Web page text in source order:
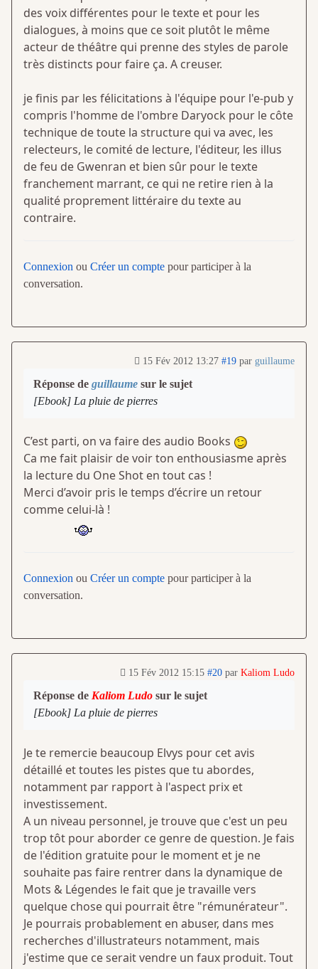
des voix différentes pour le texte et pour les
dialogues, à moins que ce soit plutôt le même
acteur de théâtre qui prenne des styles de parole
très distincts pour faire ça. A creuser.
je finis par les félicitations à l'équipe pour l'e-pub y
compris l'homme de l'ombre Daryock pour le côte
technique de toute la structure qui va avec, les
relecteurs, le comité de lecture, l'éditeur, les illus
de feu de Gwenran et bien sûr pour le texte
franchement marrant, ce qui ne retire rien à la
qualité proprement littéraire du texte au
contraire.
Connexion ou Créer un compte pour participer à la
conversation.
15 Fév 2012 13:27 #19 par guillaume
Réponse de guillaume sur le sujet
[Ebook] La pluie de pierres
C’est parti, on va faire des audio Books
Ca me fait plaisir de voir ton enthousiasme après
la lecture du One Shot en tout cas !
Merci d’avoir pris le temps d’écrire un retour
comme celui-là !
Connexion ou Créer un compte pour participer à la
conversation.
15 Fév 2012 15:15 #20 par Kaliom Ludo
Réponse de Kaliom Ludo sur le sujet
[Ebook] La pluie de pierres
Je te remercie beaucoup Elvys pour cet avis
détaillé et toutes les pistes que tu abordes,
notamment par rapport à l'aspect prix et
investissement.
A un niveau personnel, je trouve que c'est un peu
trop tôt pour aborder ce genre de question. Je fais
de l'édition gratuite pour le moment et je ne
souhaite pas faire rentrer dans la dynamique de
Mots & Légendes le fait que je travaille vers
quelque chose qui pourrait être "rémunérateur".
Je pourrais probablement en abuser, dans mes
recherches d'illustrateurs notamment, mais
j'estime que ce serait vendre un faux produit. Tout